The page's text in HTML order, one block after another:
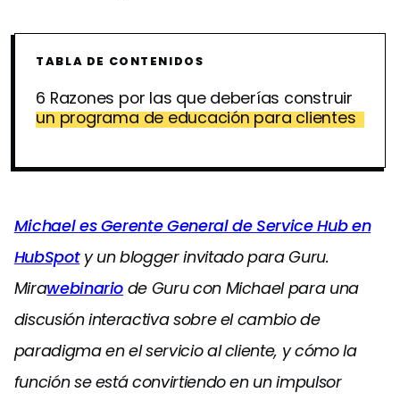
TABLA DE CONTENIDOS
6 Razones por las que deberías construir
un programa de educación para clientes
Michael es Gerente General de Service Hub en
HubSpoty un blogger invitado para Guru.
Mirawebinario de Guru con Michael para una
discusión interactiva sobre el cambio de
paradigma en el servicio al cliente, y cómo la
función se está convirtiendo en un impulsor